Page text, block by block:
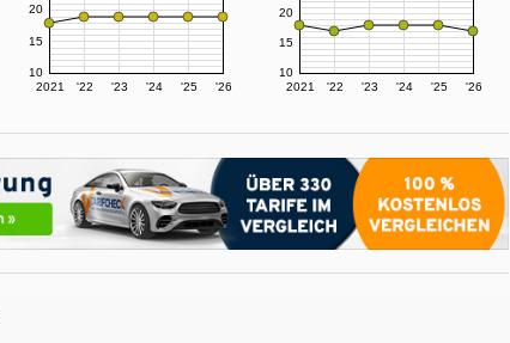
2021 '22 '23 '24 '25 '26
10
15
20
2021 '22 '23 '24 '25 '26
10
15
20